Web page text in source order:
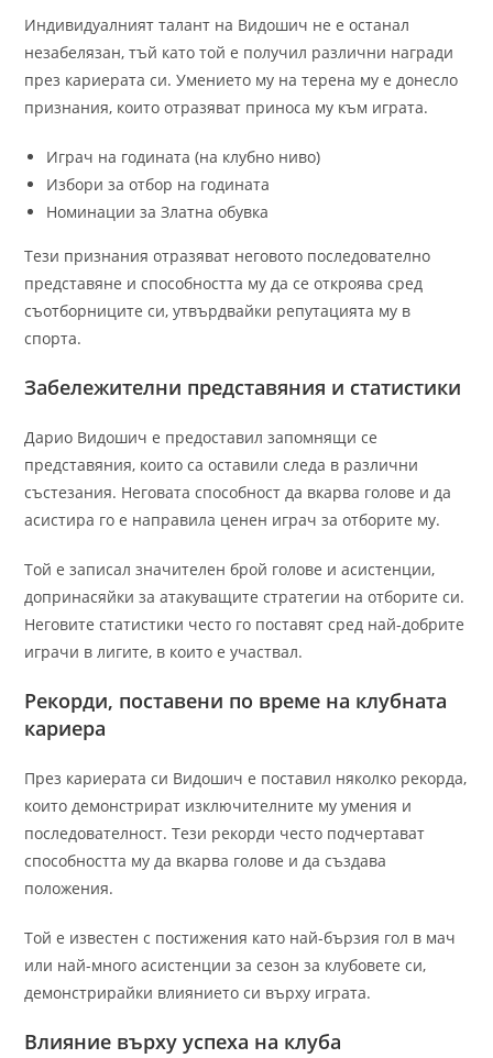
Индивидуалният талант на Видошич не е останал
незабелязан, тъй като той е получил различни награди
през кариерата си. Умението му на терена му е донесло
признания, които отразяват приноса му към играта.
Играч на годината (на клубно ниво)
Избори за отбор на годината
Номинации за Златна обувка
Тези признания отразяват неговото последователно
представяне и способността му да се откроява сред
съотборниците си, утвърдвайки репутацията му в
спорта.
Забележителни представяния и статистики
Дарио Видошич е предоставил запомнящи се
представяния, които са оставили следа в различни
състезания. Неговата способност да вкарва голове и да
асистира го е направила ценен играч за отборите му.
Той е записал значителен брой голове и асистенции,
допринасяйки за атакуващите стратегии на отборите си.
Неговите статистики често го поставят сред най-добрите
играчи в лигите, в които е участвал.
Рекорди, поставени по време на клубната
кариера
През кариерата си Видошич е поставил няколко рекорда,
които демонстрират изключителните му умения и
последователност. Тези рекорди често подчертават
способността му да вкарва голове и да създава
положения.
Той е известен с постижения като най-бързия гол в мач
или най-много асистенции за сезон за клубовете си,
демонстрирайки влиянието си върху играта.
Влияние върху успеха на клуба